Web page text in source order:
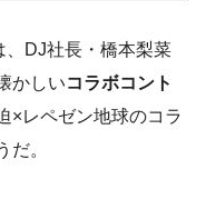
、DJ社長・橋本梨菜
かしいコラボコント
×レペゼン地球のコラ
だ。